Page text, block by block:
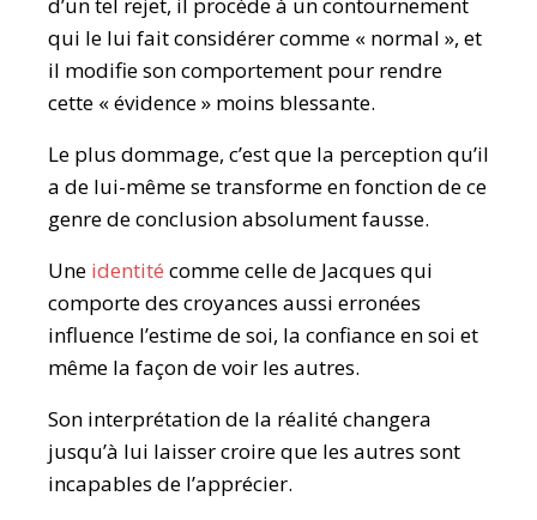
d’un tel rejet, il procède à un contournement
qui le lui fait considérer comme « normal », et
il modifie son comportement pour rendre
cette « évidence » moins blessante.
Le plus dommage, c’est que la perception qu’il
a de lui-même se transforme en fonction de ce
genre de conclusion absolument fausse.
Une identité comme celle de Jacques qui
comporte des croyances aussi erronées
influence l’estime de soi, la confiance en soi et
même la façon de voir les autres.
Son interprétation de la réalité changera
jusqu’à lui laisser croire que les autres sont
incapables de l’apprécier.